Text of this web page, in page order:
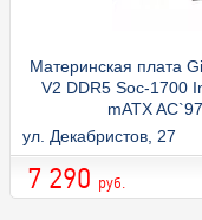
Материнская плата
V2 DDR5 Soc-1700
mATX
ул. Декабристов, 27
7 290 руб.